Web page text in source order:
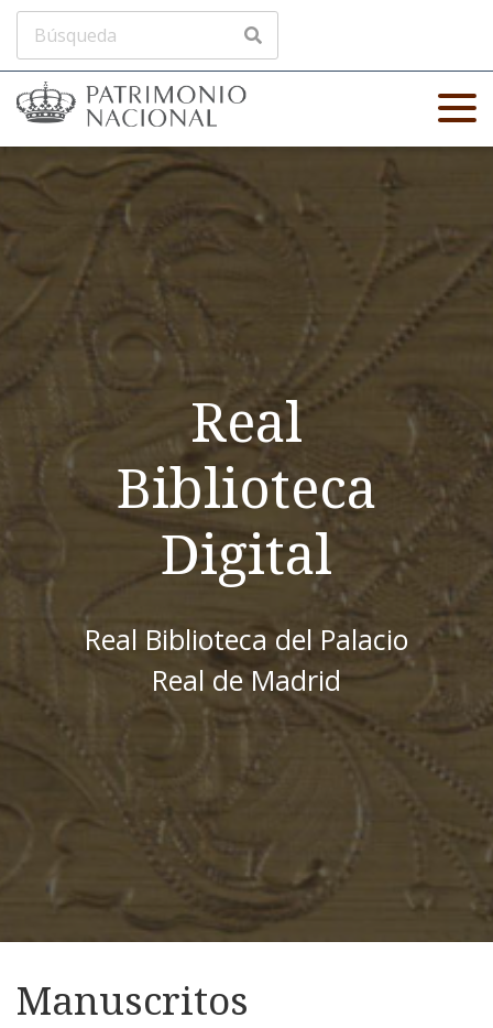
Real
Biblioteca
Digital
Real Biblioteca del Palacio
Real de Madrid
Manuscritos